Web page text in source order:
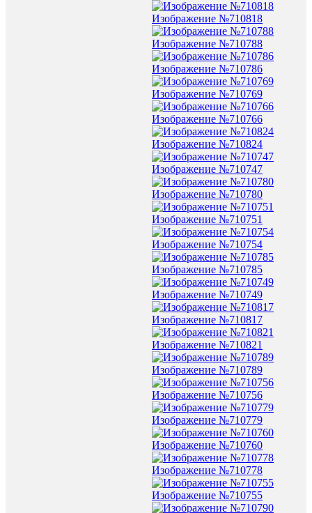
Изображение №710818
Изображение №710788
Изображение №710786
Изображение №710769
Изображение №710766
Изображение №710824
Изображение №710747
Изображение №710780
Изображение №710751
Изображение №710754
Изображение №710785
Изображение №710749
Изображение №710817
Изображение №710821
Изображение №710789
Изображение №710756
Изображение №710779
Изображение №710760
Изображение №710778
Изображение №710755